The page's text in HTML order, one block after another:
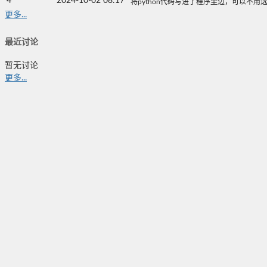
将python代码写进了程序里边，可以不用
更多...
最近讨论
暂无讨论
更多...